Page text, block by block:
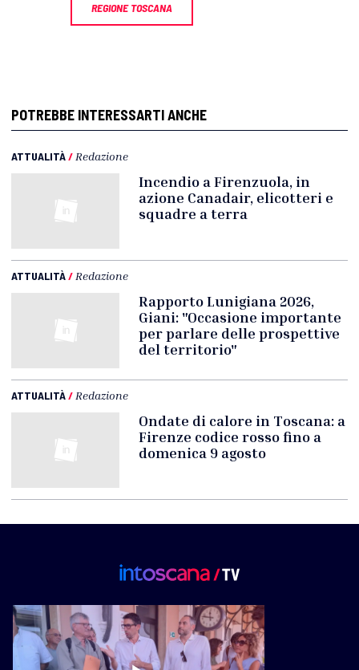
REGIONE TOSCANA
POTREBBE INTERESSARTI ANCHE
ATTUALITÀ/ Redazione
Incendio a Firenzuola, in
azione Canadair, elicotteri e
squadre a terra
ATTUALITÀ/ Redazione
Rapporto Lunigiana 2026,
Giani: "Occasione importante
per parlare delle prospettive
del territorio"
ATTUALITÀ/ Redazione
Ondate di calore in Toscana: a
Firenze codice rosso fino a
domenica 9 agosto